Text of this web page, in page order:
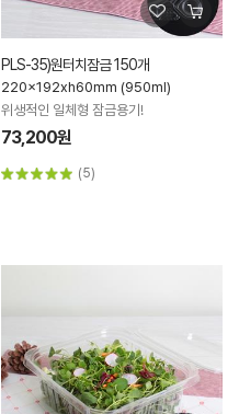
PLS-35)원터치잠금 150개
220x192xh60mm (950ml)
위생적인 일체형 잠금용기!
73,200원
(5)